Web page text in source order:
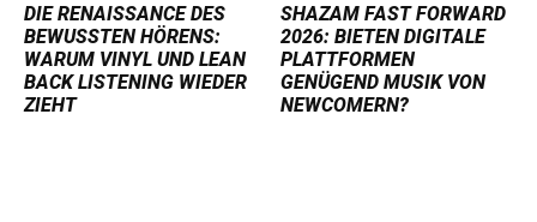
DIE RENAISSANCE DES
BEWUSSTEN HÖRENS:
WARUM VINYL UND LEAN
BACK LISTENING WIEDER
ZIEHT
SHAZAM FAST FORWARD
2026: BIETEN DIGITALE
PLATTFORMEN
GENÜGEND MUSIK VON
NEWCOMERN?